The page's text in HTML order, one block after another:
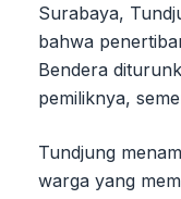
Surabaya,
bahwa
Bendera
pemiliknya,
Tundjung
warga yang